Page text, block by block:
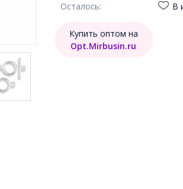
Осталось:
В
Купить оптом на
Opt.Mirbusin.ru